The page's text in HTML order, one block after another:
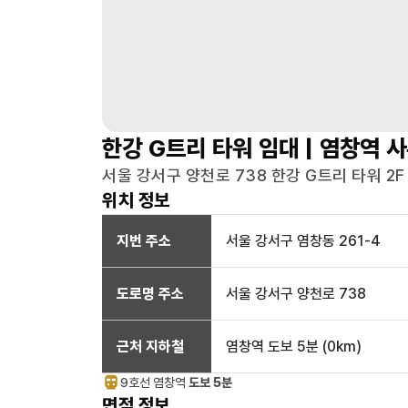
한강 G트리 타워 임대 | 염창역
서울 강서구 양천로 738 한강 G트리 타워 2F
위치 정보
지번 주소 서울 강서구 염창동 261-4
도로명 주소 서울 강서구 양천로 738
근처 지하철 염창역 도보 5분 (0km)
9호선 염창역 도보 5분